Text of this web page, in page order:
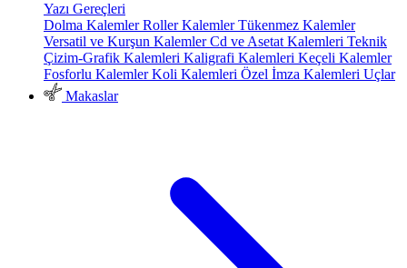
Yazı Gereçleri
Dolma KalemlerRoller KalemlerTükenmez Kalemler
Versatil ve Kurşun KalemlerCd ve Asetat Kalemleri Teknik
Çizim-Grafik Kalemleri Kaligrafi Kalemleri Keçeli Kalemler
Fosforlu KalemlerKoli Kalemleri Özel İmza Kalemleri Uçlar
Makaslar